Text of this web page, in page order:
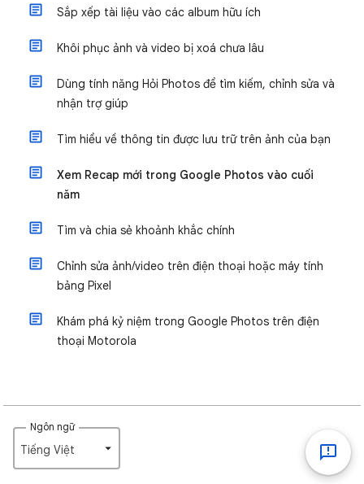
Sắp xếp tài liệu vào các album hữu ích
Khôi phục ảnh và video bị xoá chưa lâu
Dùng tính năng Hỏi Photos để tìm kiếm, chỉnh sửa và
nhận trợ giúp
Tìm hiểu về thông tin được lưu trữ trên ảnh của bạn
Xem Recap mới trong Google Photos vào cuối
năm
Tìm và chia sẻ khoảnh khắc chính
Chỉnh sửa ảnh/video trên điện thoại hoặc máy tính
bảng Pixel
Khám phá kỷ niệm trong Google Photos trên điện
thoại Motorola
Ngôn ngữ
Tiếng Việt‎